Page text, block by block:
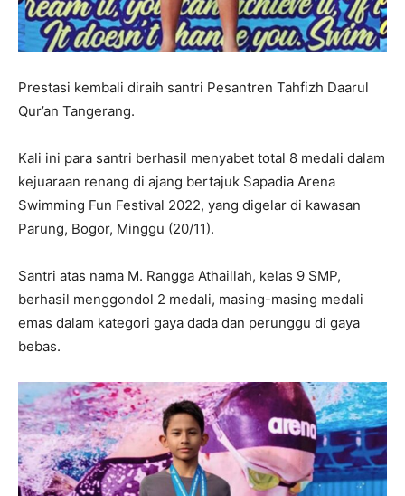
Prestasi kembali diraih santri Pesantren Tahfizh Daarul
Qur’an Tangerang.
Kali ini para santri berhasil menyabet total 8 medali dalam
kejuaraan renang di ajang bertajuk Sapadia Arena
Swimming Fun Festival 2022, yang digelar di kawasan
Parung, Bogor, Minggu (20/11).
Santri atas nama M. Rangga Athaillah, kelas 9 SMP,
berhasil menggondol 2 medali, masing-masing medali
emas dalam kategori gaya dada dan perunggu di gaya
bebas.